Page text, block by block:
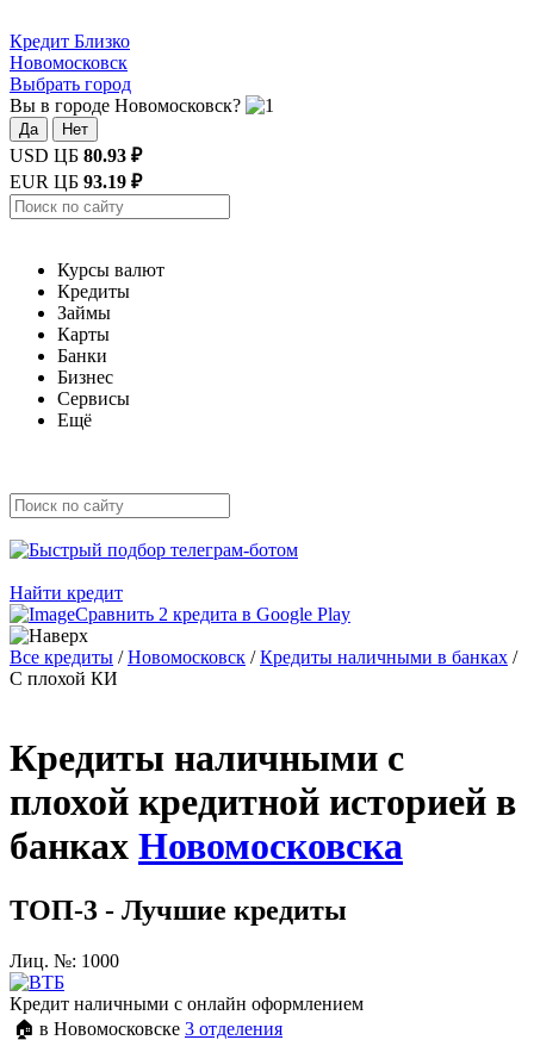
Кредит Близко
Новомосковск
Выбрать город
Вы в городе Новомосковск?
Да Нет
USD ЦБ 80.93 ₽
EUR ЦБ 93.19 ₽
Курсы валют
Кредиты
Займы
Карты
Банки
Бизнес
Сервисы
Ещё
Найти кредит
Сравнить 2 кредита в Google Play
Все кредиты /Новомосковск /Кредиты наличными в банках /
С плохой КИ
Кредиты наличными с
плохой кредитной историей в
банках Новомосковска
ТОП-3 - Лучшие кредиты
Лиц. №: 1000
Кредит наличными с онлайн оформлением
🏠 в Новомосковске 3 отделения